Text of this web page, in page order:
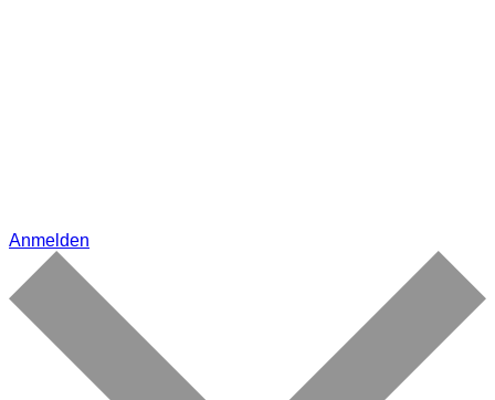
Anmelden